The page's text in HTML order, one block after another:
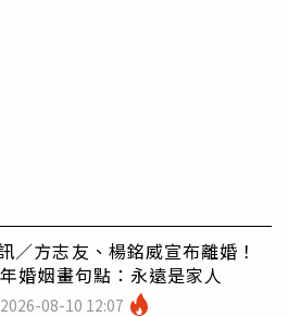
／方志友、楊銘威宣布離婚！
婚姻畫句點：永遠是家人
2026-08-10 12:07